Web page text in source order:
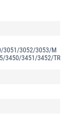
3051/3052/3053/M
3450/3451/3452/TR